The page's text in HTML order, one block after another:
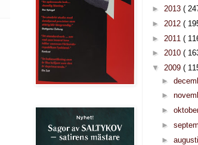
► 2013 (
► 2012 (
► 2011 (
► 2010 (
▼ 2009 (
►
►
►
►
►